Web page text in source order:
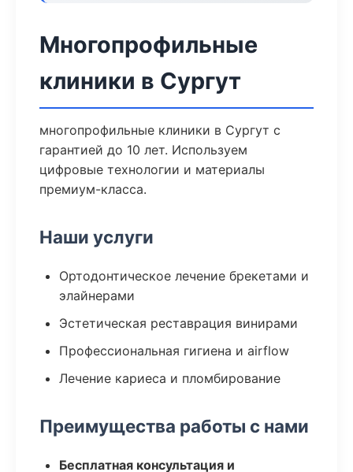
Многопрофильные
клиники в Сургут
многопрофильные клиники в Сургут с
гарантией до 10 лет. Используем
цифровые технологии и материалы
премиум-класса.
Наши услуги
Ортодонтическое лечение брекетами и
элайнерами
Эстетическая реставрация винирами
Профессиональная гигиена и airflow
Лечение кариеса и пломбирование
Преимущества работы с нами
Бесплатная консультация и